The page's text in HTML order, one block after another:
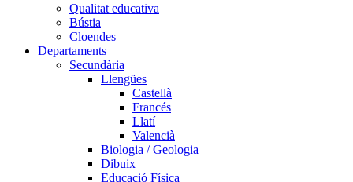
Qualitat educativa
Bústia
Cloendes
Departaments
Secundària
Llengües
Castellà
Francés
Llatí
Valencià
Biologia / Geologia
Dibuix
Educació Física